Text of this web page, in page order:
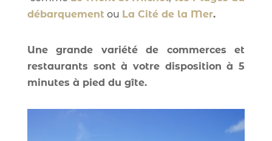
débarquement ou La Cité de la Mer.
Une grande variété de commerces et
restaurants sont à votre disposition à 5
minutes à pied du gîte.